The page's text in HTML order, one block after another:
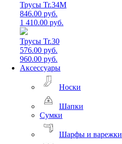
Трусы Tr.34M
846.00 руб.
1 410.00 руб.
Трусы Tr.30
576.00 руб.
960.00 руб.
Аксессуары
Носки
Шапки
Сумки
Шарфы и варежки